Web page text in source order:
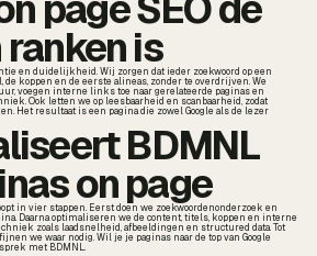
is
en duidelijkheid. Wij zorgen dat ieder zoekwoord op een
koppen en de eerste alineas, zonder te overdrijven. We
voegen interne links toe naar gerelateerde paginas en
Ook letten we op leesbaarheid en scanbaarheid, zodat
Het resultaat is een pagina die zowel Google als de lezer
BDMNL
on page
in vier stappen. Eerst doen we zoekwoordenonderzoek en
Daarna optimaliseren we de content, titels, koppen en interne
zoals laadsnelheid, afbeeldingen en structured data. Tot
we waar nodig. Wil je je paginas naar de top van Google
met BDMNL.